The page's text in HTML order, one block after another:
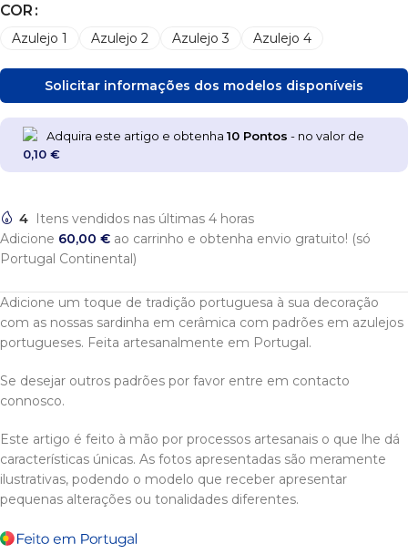
Adicione um toque de tradição portuguesa à sua decoração
com as nossas sardinha em cerâmica com padrões em azulejos
portugueses. Feita artesanalmente em Portugal.
Se desejar outros padrões por favor entre em contacto
connosco.
Este artigo é feito à mão por processos artesanais o que lhe dá
características únicas. As fotos apresentadas são meramente
ilustrativas, podendo o modelo que receber apresentar
pequenas alterações ou tonalidades diferentes.
COR
Azulejo 1 Azulejo 2 Azulejo 3 Azulejo 4
Solicitar informações dos modelos disponíveis
Adquira este artigo e obtenha 10 Pontos - no valor de
0,10 €
4 Itens vendidos nas últimas 4 horas
Adicione 60,00 € ao carrinho e obtenha envio gratuito! (só
Portugal Continental)